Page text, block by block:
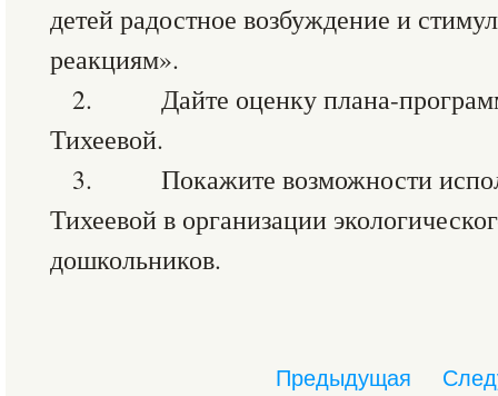
детей радостное возбуждение и
реакциям».
2. Дайте оценку плана-
Тихеевой.
3. Покажите возможности
Тихеевой в организации
дошкольников.
Предыдущая